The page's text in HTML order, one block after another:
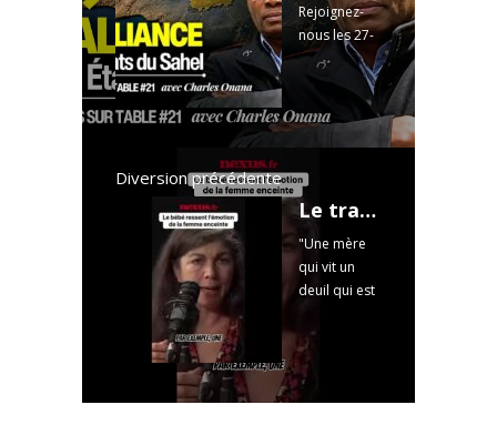
Rejoignez-
nous les 27-
28 juin près
pour le tout
premier
FESTIVAL
NEXUS !
(Déjà +2500
réservations
)
Informations
et billetterie :
Diversion précédente
Le traumatisme maternel in utero : ce que le bébé ressent vraiment.
"Une mère
qui vit un
deuil qui est
important
pendant sa
grossesse,
est